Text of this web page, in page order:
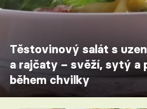
Těstovinový salát s
a rajčaty – svěží, sytý a
během chvilky